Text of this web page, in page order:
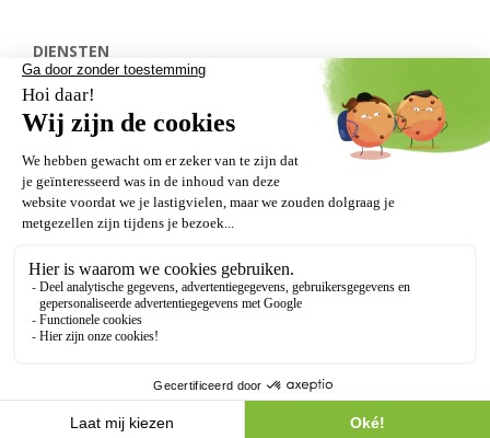
Onze getuigenissen
AVV
DIENSTEN
De ETESIA afdelingen
Onderdelen
Gratis demo
DEALERS